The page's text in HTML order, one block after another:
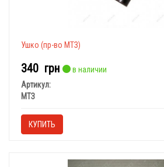
Ушко (пр-во МТЗ)
340 грн
в наличии
Артикул:
МТЗ
КУПИТЬ